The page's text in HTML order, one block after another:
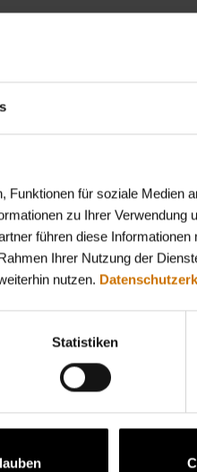
für soziale Medien
zu Ihrer Verwendung
führen diese
Ihrer Nutzung der
nutzen.
Statistiken
besuchst.
zu schnuppern.
spannend
die Teams bei der
und Leistungsprozesse
z.B. bei
Softwarelösungen